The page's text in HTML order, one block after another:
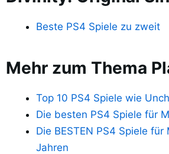
Beste PS4 Spiele zu zweit
Mehr zum Thema
Top 10 PS4 Spiele wie
Die besten PS4 Spiele für
Die BESTEN PS4 Spiele für
Jahren